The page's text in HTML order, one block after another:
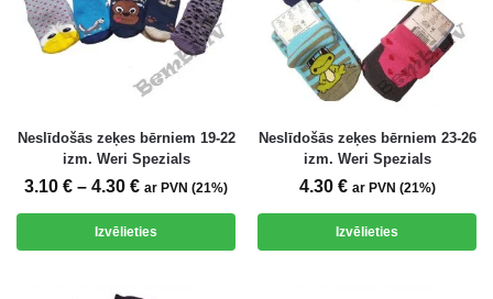
Neslīdošās zeķes bērniem 19-22
izm. Weri Spezials
3.10 € – 4.30 € ar PVN (21%)
Izvēlieties
Neslīdošās zeķes bērniem 23-26
izm. Weri Spezials
4.30 € ar PVN (21%)
Izvēlieties